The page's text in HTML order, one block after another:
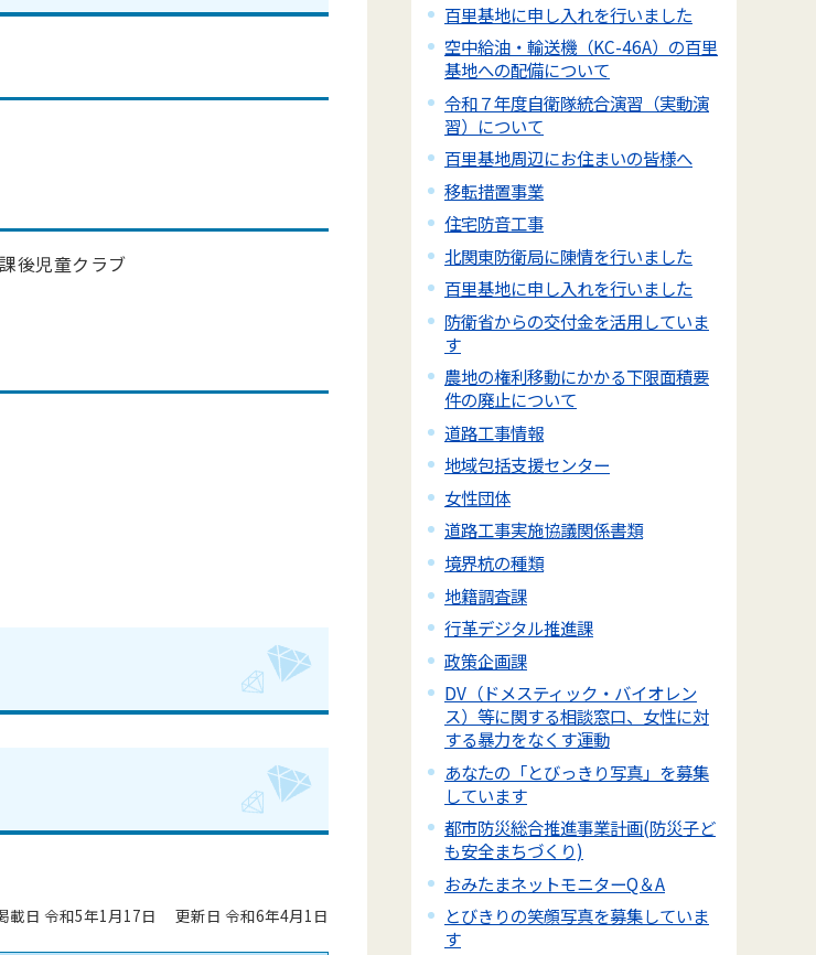
後児童クラブ
載日 令和5年1月17日 更新日 令和6年4月1日
百里基地に申し入れを行いました
空中給油・輸送機（KC-46A）の百里
基地への配備について
令和７年度自衛隊統合演習（実動演
習）について
百里基地周辺にお住まいの皆様へ
移転措置事業
住宅防音工事
北関東防衛局に陳情を行いました
百里基地に申し入れを行いました
防衛省からの交付金を活用していま
す
農地の権利移動にかかる下限面積要
件の廃止について
道路工事情報
地域包括支援センター
女性団体
道路工事実施協議関係書類
境界杭の種類
地籍調査課
行革デジタル推進課
政策企画課
DV（ドメスティック・バイオレン
ス）等に関する相談窓口、女性に対
する暴力をなくす運動
あなたの「とびっきり写真」を募集
しています
都市防災総合推進事業計画(防災子ど
も安全まちづくり)
おみたまネットモニターQ＆A
とびきりの笑顔写真を募集していま
す